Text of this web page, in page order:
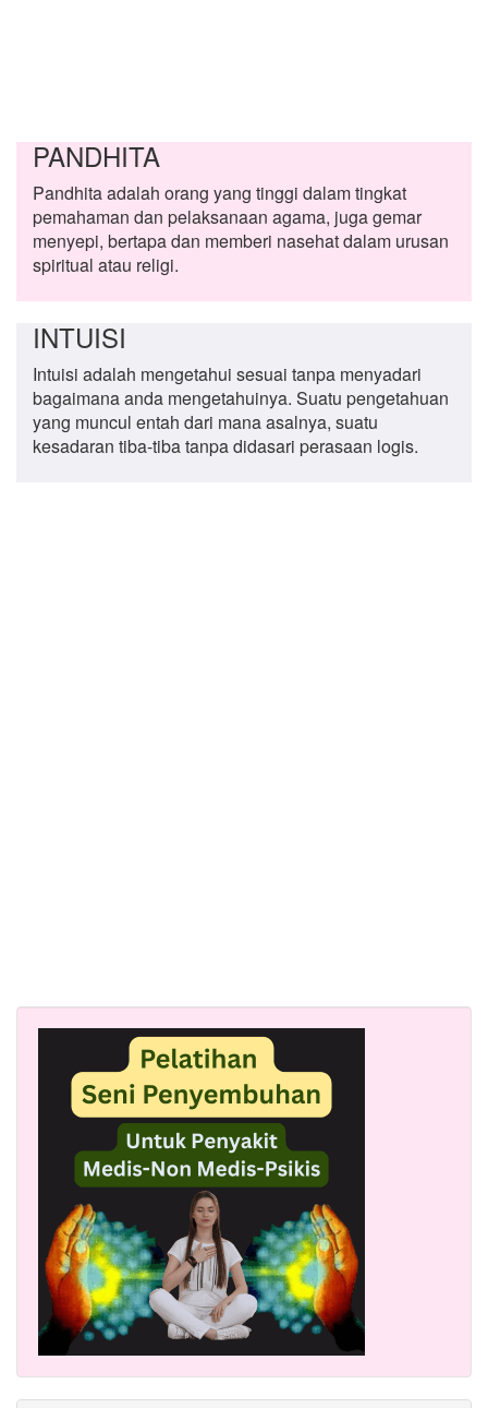
PANDHITA
Pandhita adalah orang yang tinggi dalam tingkat
pemahaman dan pelaksanaan agama, juga gemar
menyepi, bertapa dan memberi nasehat dalam urusan
spiritual atau religi.
INTUISI
Intuisi adalah mengetahui sesuai tanpa menyadari
bagaimana anda mengetahuinya. Suatu pengetahuan
yang muncul entah dari mana asalnya, suatu
kesadaran tiba-tiba tanpa didasari perasaan logis.